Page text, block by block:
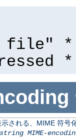
file"
される、MIME 符号
string MIME-